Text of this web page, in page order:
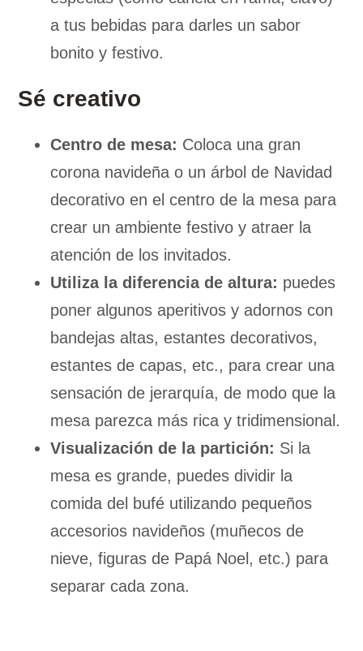
a tus bebidas para darles un sabor
bonito y festivo.
Sé creativo
Centro de mesa: Coloca una gran
corona navideña o un árbol de Navidad
decorativo en el centro de la mesa para
crear un ambiente festivo y atraer la
atención de los invitados.
Utiliza la diferencia de altura: puedes
poner algunos aperitivos y adornos con
bandejas altas, estantes decorativos,
estantes de capas, etc., para crear una
sensación de jerarquía, de modo que la
mesa parezca más rica y tridimensional.
Visualización de la partición: Si la
mesa es grande, puedes dividir la
comida del bufé utilizando pequeños
accesorios navideños (muñecos de
nieve, figuras de Papá Noel, etc.) para
separar cada zona.